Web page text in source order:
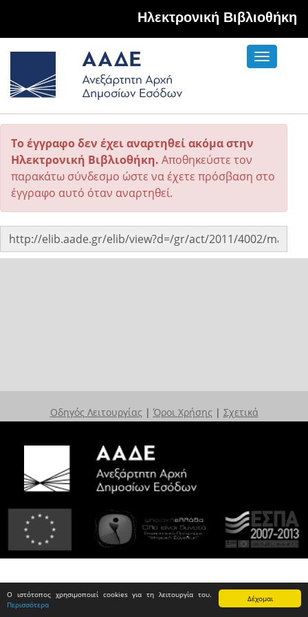
Δέχομαι
Ο ιστότοπος χρησιμοποιεί cookies για τη λειτουργία του.
Περισσότερα
Hλεκτρονική Βιβλιοθήκη
Toggle
Το έγγραφο δεν έχει αναρτηθεί ακόμα στην
Ηλεκτρονική Βιβλιοθήκη. Αποθηκεύστε τον
παρακάτω σύνδεσμο ώστε να έχετε πρόσβαση στο
έγγραφο αυτό όταν αναρτηθεί.
Οδηγός Λειτουργίας | Όροι Χρήσης | Σχετικά